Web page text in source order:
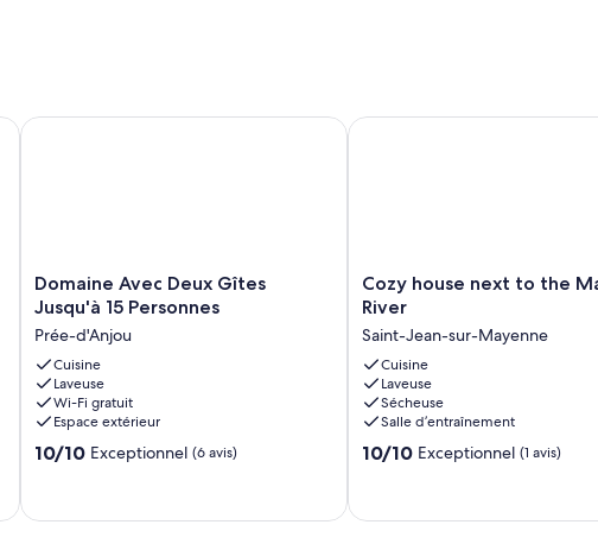
les chambres sont avec des
en cas de dégradations.
quelques jours avant votre arrivée.
renovated, with covered swimming pool
Domaine
Avec
Deux
Gîtes
Jusqu'à
15
Personnes
Prée-
d'Anjou
Domaine Avec Deux Gîtes
Jusqu'à 15 Personnes
Prée-d'Anjou
Cuisine
Laveuse
Wi-Fi gratuit
Espace extérieur
10.0
Exceptionnel,
10/10 Exceptionnel (6 avis)
Domaine Avec Deux Gîtes Jusqu'à 15 Personnes
Cozy
house
to
the
Mayenne
River
Saint-
Jean-
Cozy house next to the
River
Saint-Jean-sur-Mayenne
Cuisine
Laveuse
Sécheuse
Salle d’entraînement
10.0
Exceptionnel,
10/10 Exceptionnel (1 avis)
Cozy house next to the